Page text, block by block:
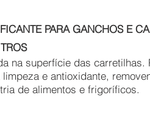
PARA GANCHOS E
na superfície das carretilhas.
e antioxidante,
de alimentos e frigoríficos.